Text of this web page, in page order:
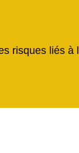
risques liés à